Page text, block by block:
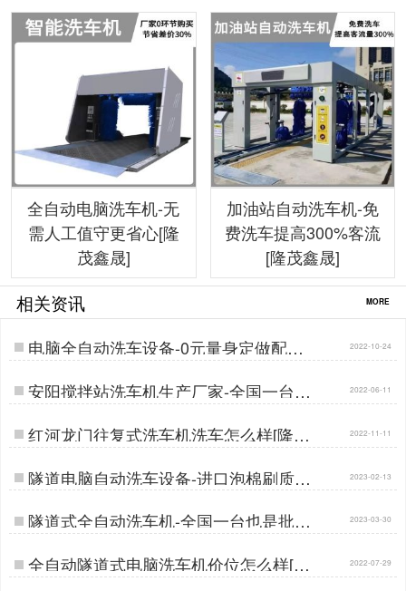
全自动电脑洗车机-无
需人工值守更省心[隆
茂鑫晟]
加油站自动洗车机-免
费洗车提高300%客流
[隆茂鑫晟]
相关资讯 MORE
电脑全自动洗车设备-0元量身定做配置
[隆茂鑫晟]…
2022-10-24
安阳搅拌站洗车机生产厂家-全国一台也
是批发价[隆茂鑫晟]…
2022-06-11
红河龙门往复式洗车机洗车怎么样[隆茂
鑫晟]…
2022-11-11
隧道电脑自动洗车设备-进口泡棉刷质保
五年[隆茂鑫晟]…
2023-02-13
隧道式全自动洗车机-全国一台也是批发
价隆茂鑫晟]…
2023-03-30
全自动隧道式电脑洗车机价位怎么样[隆
茂鑫晟]…
2022-07-29